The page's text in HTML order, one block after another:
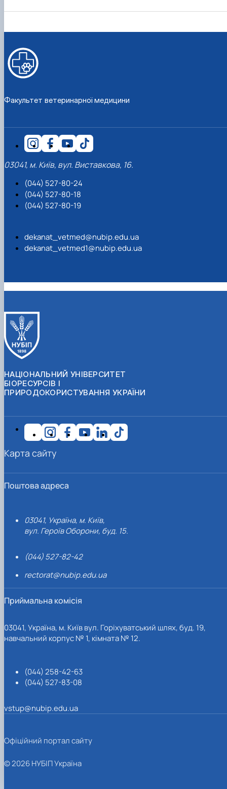
Факультет ветеринарної медицини
03041, м. Київ, вул. Виставкова, 16.
(044) 527-80-24
(044) 527-80-18
(044) 527-80-19
dekanat_vetmed@nubip.edu.ua
dekanat_vetmed1@nubip.edu.ua
НАЦІОНАЛЬНИЙ УНІВЕРСИТЕТ
БІОРЕСУРСІВ І
ПРИРОДОКОРИСТУВАННЯ УКРАЇНИ
Поштова адреса
03041, Україна, м. Київ,
вул. Героїв Оборони, буд. 15.
(044) 527-82-42
rectorat@nubip.edu.ua
Приймальна комісія
03041, Україна, м. Київ вул. Горіхуватський шлях, буд. 19,
навчальний корпус № 1, кімната № 12.
(044) 258-42-63
(044) 527-83-08
vstup@nubip.edu.ua
Карта сайту
Офіційний портал сайту
© 2026 НУБІП Україна